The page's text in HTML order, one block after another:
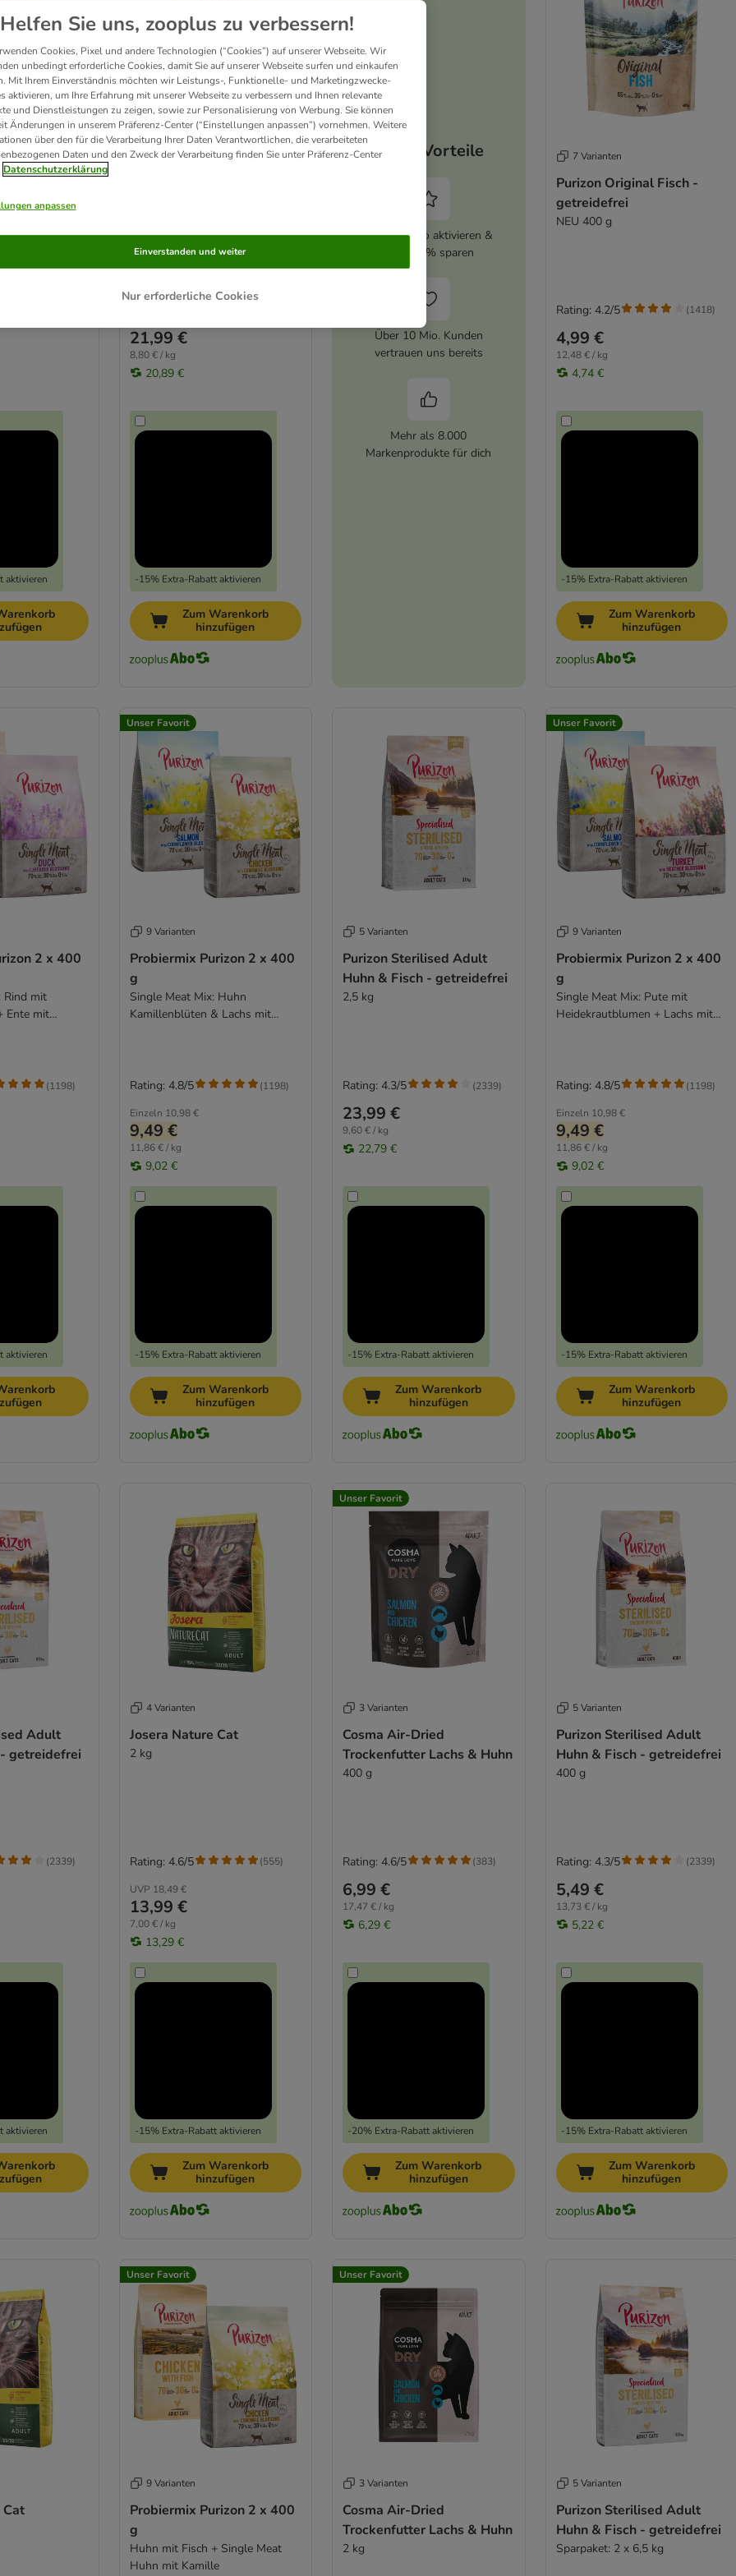
Huhn mit
aktivieren
4 Varianten
21,99 €
8,80 € / kg
20,89 €
-15% Extra-Rabatt aktivieren
Zum Warenkorb
hinzufügen
Deine Vorteile
zooplus Abo aktivieren &
immer 5% sparen
Über 10 Mio. Kunden
vertrauen uns bereits
Mehr als 8.000
Markenprodukte für dich
7 Varianten
Purizon Original Fisch -
getreidefrei
NEU 400 g
4,99 €
12,48 € / kg
4,74 €
-15% Extra-Rabatt aktivieren
Rating: 4.2/5 (1418)
Zum Warenkorb
hinzufügen
2 x 400
Rind mit
mit
aktivieren
(1198)
Unser Favorit
9 Varianten
Probiermix Purizon 2 x 400
g
Single Meat Mix: Huhn
Kamillenblüten & Lachs mit
Einzeln 10,98 €
9,49 €
11,86 € / kg
9,02 €
-15% Extra-Rabatt aktivieren
Rating: 4.8/5 (1198)
Zum Warenkorb
hinzufügen
5 Varianten
Purizon Sterilised Adult
Huhn & Fisch - getreidefrei
2,5 kg
23,99 €
9,60 € / kg
22,79 €
-15% Extra-Rabatt aktivieren
Rating: 4.3/5 (2339)
Zum Warenkorb
hinzufügen
Unser Favorit
9 Varianten
Probiermix Purizon 2 x 400
g
Single Meat Mix: Pute mit
Heidekrautblumen + Lachs mit
Einzeln 10,98 €
9,49 €
11,86 € / kg
9,02 €
-15% Extra-Rabatt aktivieren
Rating: 4.8/5 (1198)
Zum Warenkorb
hinzufügen
Adult
getreidefrei
aktivieren
(2339)
4 Varianten
Josera Nature Cat
2 kg
UVP 18,49 €
13,99 €
7,00 € / kg
13,29 €
-15% Extra-Rabatt aktivieren
Rating: 4.6/5 (555)
Zum Warenkorb
hinzufügen
Unser Favorit
3 Varianten
Cosma Air-Dried
Trockenfutter Lachs & Huhn
400 g
6,99 €
17,47 € / kg
6,29 €
-20% Extra-Rabatt aktivieren
Rating: 4.6/5 (383)
Zum Warenkorb
hinzufügen
5 Varianten
Purizon Sterilised Adult
Huhn & Fisch - getreidefrei
400 g
5,49 €
13,73 € / kg
5,22 €
-15% Extra-Rabatt aktivieren
Rating: 4.3/5 (2339)
Zum Warenkorb
hinzufügen
Cat
Unser Favorit
9 Varianten
Probiermix Purizon 2 x 400
g
Huhn mit Fisch + Single Meat
Huhn mit Kamille
Unser Favorit
3 Varianten
Cosma Air-Dried
Trockenfutter Lachs & Huhn
2 kg
5 Varianten
Purizon Sterilised Adult
Huhn & Fisch - getreidefrei
Sparpaket: 2 x 6,5 kg
Helfen Sie uns, zooplus zu verbessern!
Cookies, Pixel und andere Technologien (“Cookies”) auf unserer Webseite. Wir
unbedingt erforderliche Cookies, damit Sie auf unserer Webseite surfen und einkaufen
Mit Ihrem Einverständnis möchten wir Leistungs-, Funktionelle- und Marketingzwecke-
aktivieren, um Ihre Erfahrung mit unserer Webseite zu verbessern und Ihnen relevante
und Dienstleistungen zu zeigen, sowie zur Personalisierung von Werbung. Sie können
Änderungen in unserem Präferenz-Center (“Einstellungen anpassen”) vornehmen. Weitere
über den für die Verarbeitung Ihrer Daten Verantwortlichen, die verarbeiteten
Daten und den Zweck der Verarbeitung finden Sie unter Präferenz-Center
Datenschutzerklärung
anpassen
Nur erforderliche Cookies
Einverstanden und weiter